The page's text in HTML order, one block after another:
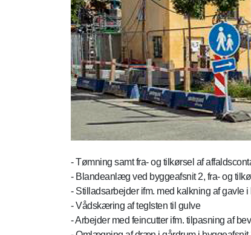
- Tømning samt fra- og tilkørsel af
- Blandeanlæg ved byggeafsnit 2, fra- og
- Stilladsarbejder ifm. med kalkning af gavle
- Vådskæring af teglsten til gulve
- Arbejder med feincutter ifm. tilpasning af